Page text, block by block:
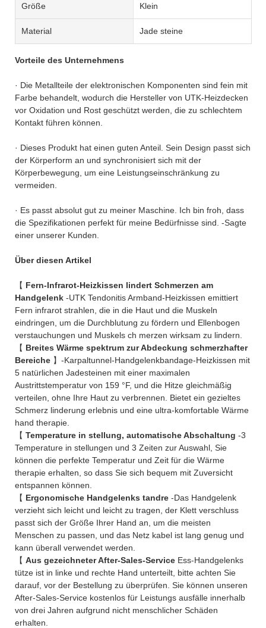
Größe Klein
Material Jade steine
Vorteile des Unternehmens
· Die Metallteile der elektronischen Komponenten sind fein mit
Farbe behandelt, wodurch die Hersteller von UTK-Heizdecken
vor Oxidation und Rost geschützt werden, die zu schlechtem
Kontakt führen können.
· Dieses Produkt hat einen guten Anteil. Sein Design passt sich
der Körperform an und synchronisiert sich mit der
Körperbewegung, um eine Leistungseinschränkung zu
vermeiden.
· Es passt absolut gut zu meiner Maschine. Ich bin froh, dass
die Spezifikationen perfekt für meine Bedürfnisse sind. -Sagte
einer unserer Kunden.
Über diesen Artikel
【 Fern-Infrarot-Heizkissen lindert Schmerzen am
Handgelenk -UTK Tendonitis Armband-Heizkissen emittiert
Fern infrarot strahlen, die in die Haut und die Muskeln
eindringen, um die Durchblutung zu fördern und Ellenbogen
verstauchungen und Muskels ch merzen wirksam zu lindern.
【 Breites Wärme spektrum zur Abdeckung schmerzhafter
Bereiche 】-Karpaltunnel-Handgelenkbandage-Heizkissen mit
5 natürlichen Jadesteinen mit einer maximalen
Austrittstemperatur von 159 °F, und die Hitze gleichmäßig
verteilen, ohne Ihre Haut zu verbrennen. Bietet ein gezieltes
Schmerz linderung erlebnis und eine ultra-komfortable Wärme
hand therapie.
【 Temperature in stellung, automatische Abschaltung -3
Temperature in stellungen und 3 Zeiten zur Auswahl, Sie
können die perfekte Temperatur und Zeit für die Wärme
therapie erhalten, so dass Sie sich bequem mit Zuversicht
entspannen können.
【 Ergonomische Handgelenks tandre -Das Handgelenk
verzieht sich leicht und leicht zu tragen, der Klett verschluss
passt sich der Größe Ihrer Hand an, um die meisten
Menschen zu passen, und das Netz kabel ist lang genug und
kann überall verwendet werden.
【 Aus gezeichneter After-Sales-Service Ess-Handgelenks
tütze ist in linke und rechte Hand unterteilt, bitte achten Sie
darauf, vor der Bestellung zu überprüfen. Sie können unseren
After-Sales-Service kostenlos für Leistungs ausfälle innerhalb
von drei Jahren aufgrund nicht menschlicher Schäden
erhalten.